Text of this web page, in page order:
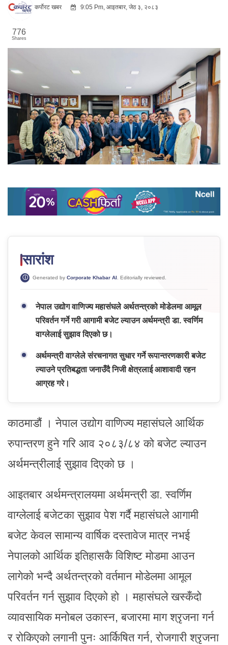
कर्पोरट खबर 9:05 Pm, आइतबार, जेठ ३, २०८३
776
Shares
सारांश
Generated by Corporate Khabar AI . Editorially reviewed.
नेपाल उद्योग वाणिज्य महासंघले अर्थतन्त्रको मोडेलमा आमूल
परिवर्तन गर्ने गरी आगामी बजेट ल्याउन अर्थमन्त्री डा. स्वर्णिम
वाग्लेलाई सुझाव दिएको छ।
अर्थमन्त्री वाग्लेले संरचनागत सुधार गर्ने रूपान्तरणकारी बजेट
ल्याउने प्रतिबद्धता जनाउँदै निजी क्षेत्रलाई आशावादी रहन
आग्रह गरे।
काठमाडौं । नेपाल उद्योग वाणिज्य महासंघले आर्थिक
रुपान्तरण हुने गरि आव २०८३/८४ को बजेट ल्याउन
अर्थमन्त्रीलाई सुझाव दिएको छ ।
आइतबार अर्थमन्त्रालयमा अर्थमन्त्री डा. स्वर्णिम
वाग्लेलाई बजेटका सुझाव पेश गर्दै महासंघले आगामी
बजेट केवल सामान्य वार्षिक दस्तावेज मात्र नभई
नेपालको आर्थिक इतिहासकै विशिष्ट मोडमा आउन
लागेको भन्दै अर्थतन्त्रको वर्तमान मोडेलमा आमूल
परिवर्तन गर्न सुझाव दिएको हो । महासंघले खस्कँदो
व्यावसायिक मनोबल उकास्न, बजारमा माग श्रृजना गर्न
र रोकिएको लगानी पुनः आर्किषित गर्न, रोजगारी श्रृजना